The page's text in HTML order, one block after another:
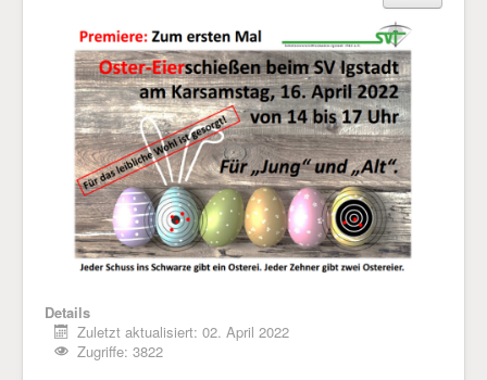
Details
Zuletzt aktualisiert: 02. April 2022
Zugriffe: 3822